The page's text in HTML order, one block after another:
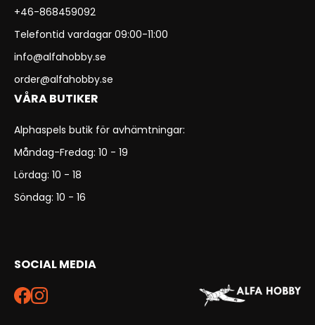
+46-868459092
Telefontid vardagar 09:00-11:00
info@alfahobby.se
order@alfahobby.se
VÅRA BUTIKER
Alphaspels butik för avhämtningar:
Måndag-Fredag: 10 - 19
Lördag: 10 - 18
Söndag: 10 - 16
SOCIAL MEDIA